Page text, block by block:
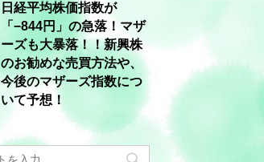
日経平均株価指数が
「−844円」の急落！マザ
ーズも大暴落！！新興株
のお勧めな売買方法や、
今後のマザーズ指数につ
いて予想！